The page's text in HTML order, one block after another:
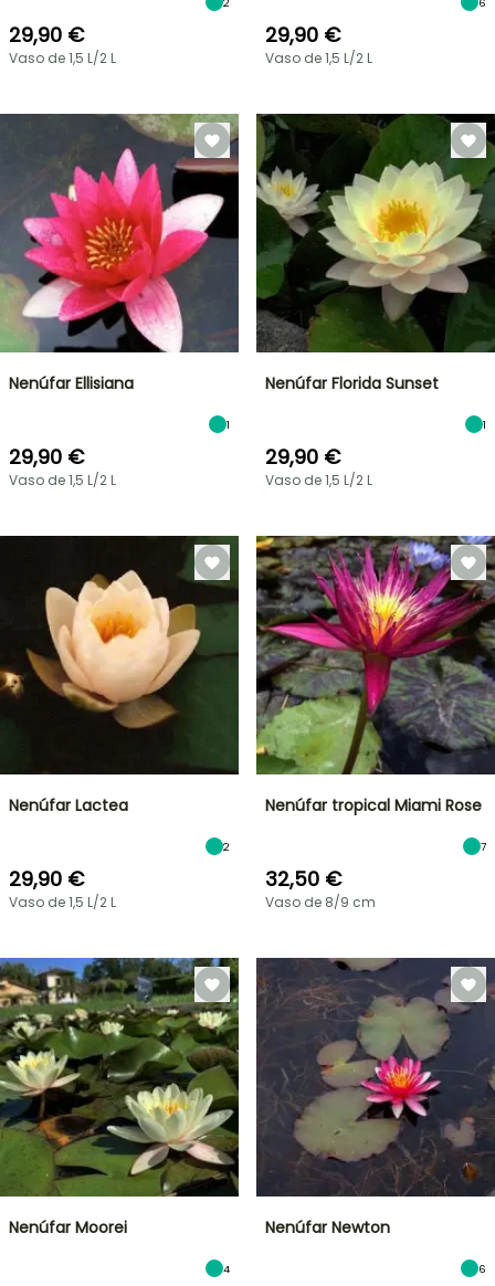
29,90 €
Vaso de 1,5 L/2 L
29,90 €
Vaso de 1,5 L/2 L
Nenúfar Ellisiana
1
29,90 €
Vaso de 1,5 L/2 L
Nenúfar Florida Sunset
1
29,90 €
Vaso de 1,5 L/2 L
Nenúfar Lactea
2
29,90 €
Vaso de 1,5 L/2 L
Nenúfar tropical Miami Rose
7
32,50 €
Vaso de 8/9 cm
Nenúfar Moorei
4
Nenúfar Newton
6